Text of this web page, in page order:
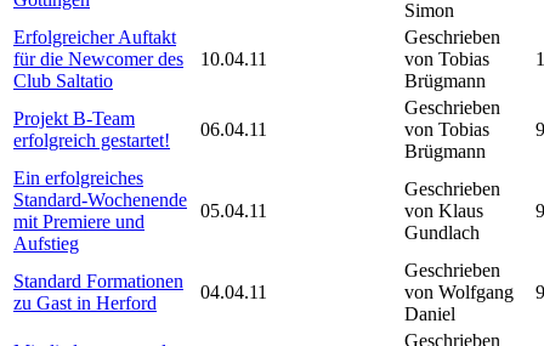
Simon
Erfolgreicher Auftakt
für die Newcomer des
Club Saltatio
10.04.11
Geschrieben
von Tobias
Brügmann
Projekt B-Team
erfolgreich gestartet!
06.04.11
Geschrieben
von Tobias
Brügmann
Ein erfolgreiches
Standard-Wochenende
mit Premiere und
Aufstieg
05.04.11
Geschrieben
von Klaus
Gundlach
Standard Formationen
zu Gast in Herford
04.04.11
Geschrieben
von Wolfgang
Daniel
Geschrieben